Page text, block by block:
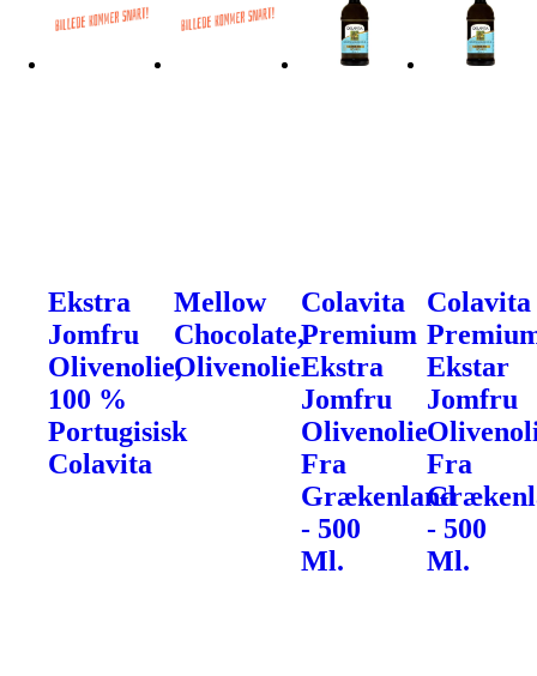
Ekstra
Jomfru
Olivenolie,
100 %
Portugisisk
Colavita
Mellow
Chocolate,
Olivenolie
Colavita
Premium
Ekstra
Jomfru
Olivenolie
Fra
Grækenland
- 500
Ml.
Colavita
Ekstar
Jomfru
Fra
- 500
Ml.